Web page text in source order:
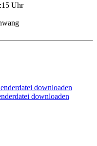
Uhr
downloaden
downloaden